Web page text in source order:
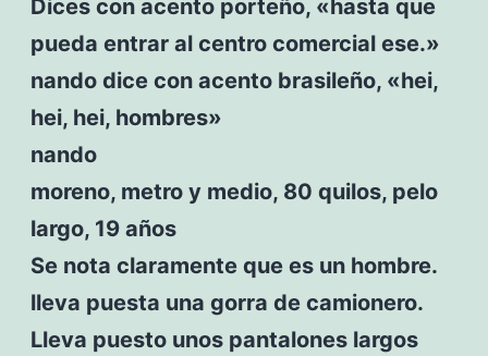
Dices con acento porteño, «hasta que
pueda entrar al centro comercial ese.»
nando dice con acento brasileño, «hei,
hei, hei, hombres»
nando
moreno, metro y medio, 80 quilos, pelo
largo, 19 años
Se nota claramente que es un hombre.
lleva puesta una gorra de camionero.
Lleva puesto unos pantalones largos